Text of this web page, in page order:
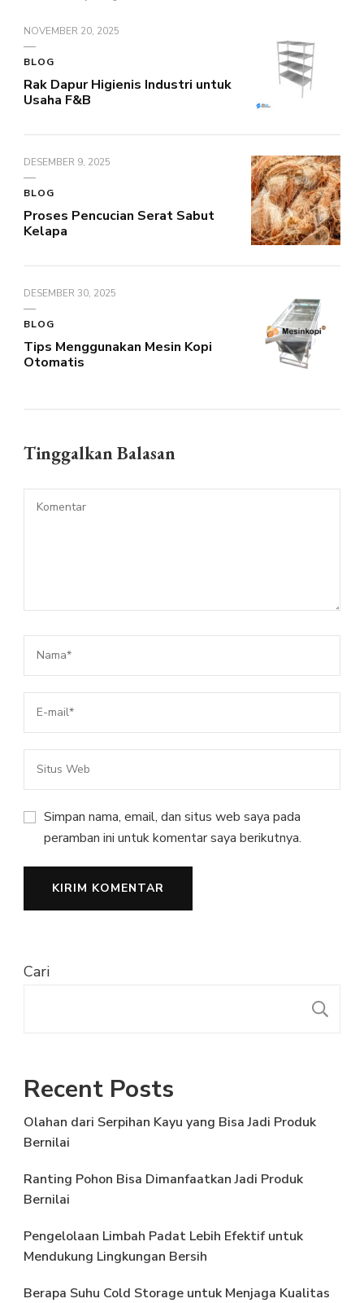
NOVEMBER 20, 2025
BLOG
Rak Dapur Higienis Industri untuk
Usaha F&B
DESEMBER 9, 2025
BLOG
Proses Pencucian Serat Sabut
Kelapa
DESEMBER 30, 2025
BLOG
Tips Menggunakan Mesin Kopi
Otomatis
Tinggalkan Balasan
Simpan nama, email, dan situs web saya pada
peramban ini untuk komentar saya berikutnya.
Cari
Recent Posts
Olahan dari Serpihan Kayu yang Bisa Jadi Produk
Bernilai
Ranting Pohon Bisa Dimanfaatkan Jadi Produk
Bernilai
Pengelolaan Limbah Padat Lebih Efektif untuk
Mendukung Lingkungan Bersih
Berapa Suhu Cold Storage untuk Menjaga Kualitas